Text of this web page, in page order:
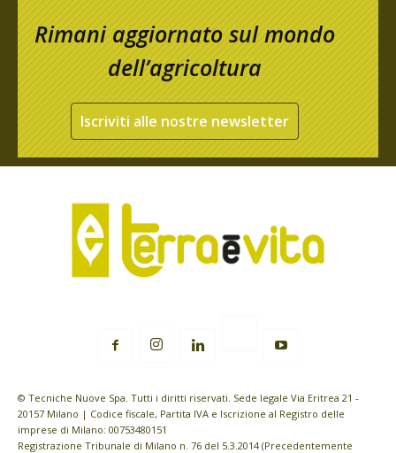
Rimani aggiornato sul mondo
dell’agricoltura
Iscriviti alle nostre newsletter
© Tecniche Nuove Spa. Tutti i diritti riservati. Sede legale Via Eritrea 21 -
20157 Milano | Codice fiscale, Partita IVA e Iscrizione al Registro delle
imprese di Milano: 00753480151
Registrazione Tribunale di Milano n. 76 del 5.3.2014 (Precedentemente